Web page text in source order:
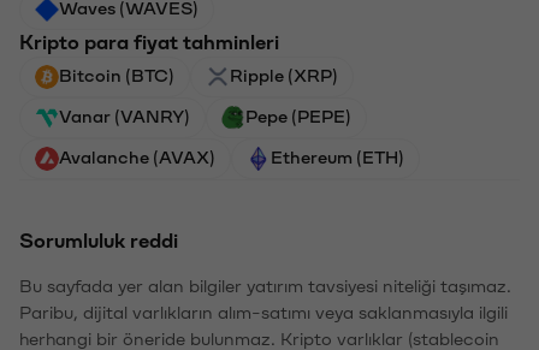
Waves (WAVES)
Kripto para fiyat tahminleri
Bitcoin (BTC) Ripple (XRP)
Vanar (VANRY) Pepe (PEPE)
Avalanche (AVAX) Ethereum (ETH)
Sorumluluk reddi
Bu sayfada yer alan bilgiler yatırım tavsiyesi niteliği taşımaz.
Paribu, dijital varlıkların alım-satımı veya saklanmasıyla ilgili
herhangi bir öneride bulunmaz. Kripto varlıklar (stablecoin